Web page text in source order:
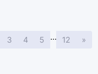
3 4 5 … 12 »